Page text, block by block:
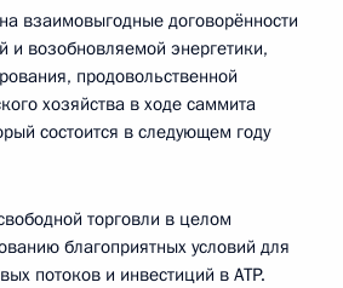
взаимовыгодные договорённости
и возобновляемой энергетики,
продовольственной
хозяйства в ходе саммита
состоится в следующем году
торговли в целом
благоприятных условий для
потоков и инвестиций в АТР.